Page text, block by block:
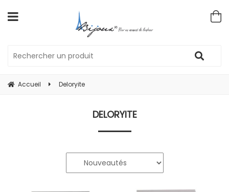
Accueil Deloryite
DELORYITE